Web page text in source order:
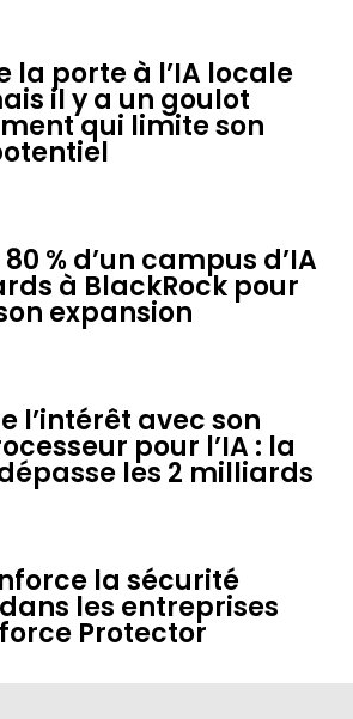
la porte à l’IA locale
il y a un goulot
qui limite son
% d’un campus d’IA
à BlackRock pour
expansion
l’intérêt avec son
pour l’IA : la
les 2 milliards
la sécurité
les entreprises
Protector